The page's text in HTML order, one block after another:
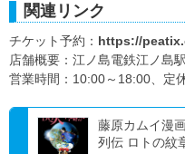
関連リンク
チケット予約： https://
店舗概要：江ノ島電鉄江ノ島
営業時間：10:00～18:00、定
藤原カムイ漫
列伝 ロトの紋